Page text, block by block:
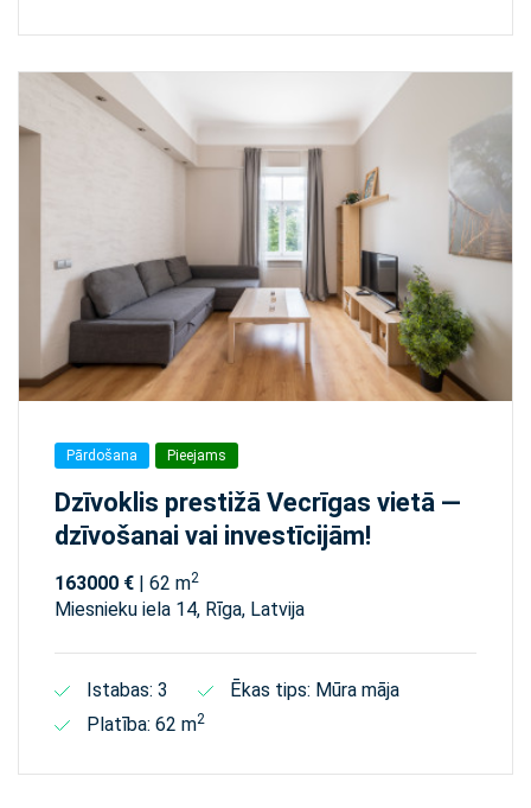
Pārdošana Pieejams
Dzīvoklis prestižā Vecrīgas vietā —
dzīvošanai vai investīcijām!
163000 € | 62 m2
Miesnieku iela 14, Rīga, Latvija
Istabas: 3
Ēkas tips: Mūra māja
Platība: 62 m2